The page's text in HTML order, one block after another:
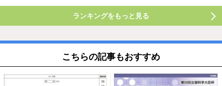
ランキングをもっと見る
こちらの記事もおすすめ